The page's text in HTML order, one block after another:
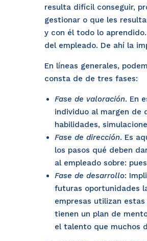
resulta difícil conseguir,
gestionar o que les
y con él todo lo
del empleado. De ahí la
En líneas generales,
consta de de tres fases:
Fase de valoración. En
individuo al margen de
habilidades,
Fase de dirección. Es
los pasos qué deben
al empleado sobre:
Fase de desarrollo:
futuras oportunidades
empresas utilizan
tienen un plan de
el talento que muchos